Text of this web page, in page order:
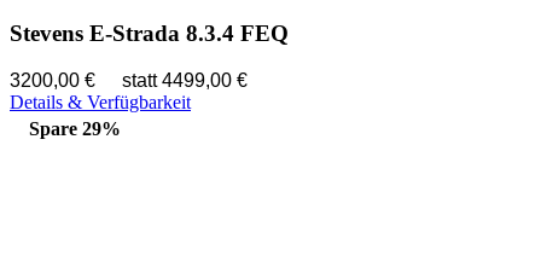
Stevens E-Strada 8.3.4 FEQ
3200,00 €
statt 4499,00 €
Details & Verfügbarkeit
Spare 29%